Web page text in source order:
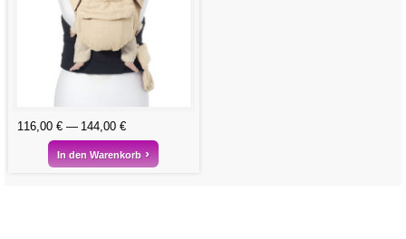
116,00 € 144,00 €
In den Warenkorb